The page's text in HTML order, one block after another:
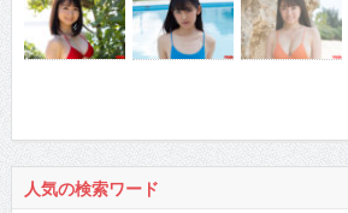
人気の検索ワード